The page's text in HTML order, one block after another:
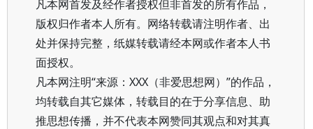
凡本网首发及经作者授权但非首发的所有作品，
版权归作者本人所有。网络转载请注明作者、出
处并保持完整，纸媒转载请经本网或作者本人书
面授权。
凡本网注明“来源：XXX（非爱思想网）”的作品，
均转载自其它媒体，转载目的在于分享信息、助
推思想传播，并不代表本网赞同其观点和对其真